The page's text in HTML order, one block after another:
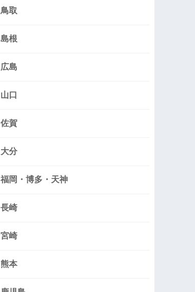
鳥取
島根
広島
山口
佐賀
大分
福岡・博多・天神
長崎
宮崎
熊本